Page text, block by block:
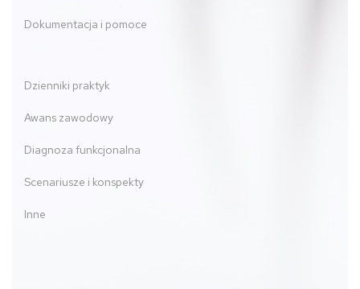
Dokumentacja i pomoce
Dzienniki praktyk
Awans zawodowy
Diagnoza funkcjonalna
Scenariusze i konspekty
Inne